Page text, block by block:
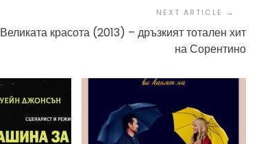
Великата красота (2013) – дръзкият тотален хит
на Сорентино